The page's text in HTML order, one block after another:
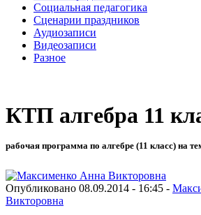
Социальная педагогика
Сценарии праздников
Аудиозаписи
Видеозаписи
Разное
КТП алгебра 11
рабочая программа по алгебре (11 класс) на
Опубликовано 08.09.2014 - 16:45 -
Викторовна